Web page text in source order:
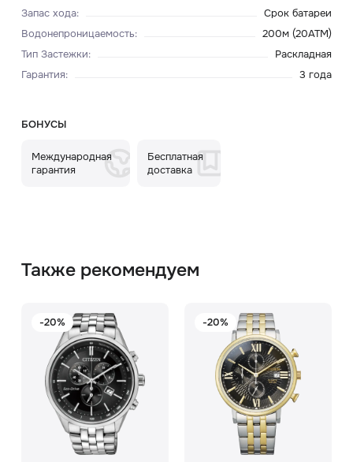
Запас хода:
Срок батареи
Водонепроницаемость:
200м (20ATM)
Тип Застежки:
Раскладная
Гарантия: 3 года
БОНУСЫ
Международная
гарантия
Бесплатная
доставка
Также рекомендуем
-20% -20%